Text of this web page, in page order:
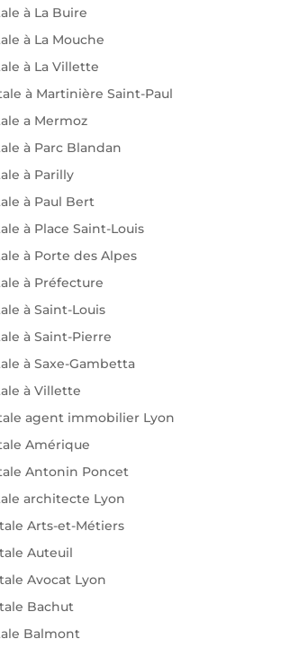
à La Buire
à La Mouche
à La Villette
à Martinière Saint-Paul
a Mermoz
à Parc Blandan
à Parilly
à Paul Bert
à Place Saint-Louis
à Porte des Alpes
à Préfecture
à Saint-Louis
à Saint-Pierre
à Saxe-Gambetta
à Villette
agent immobilier Lyon
Amérique
Antonin Poncet
architecte Lyon
Arts-et-Métiers
Auteuil
Avocat Lyon
Bachut
Balmont